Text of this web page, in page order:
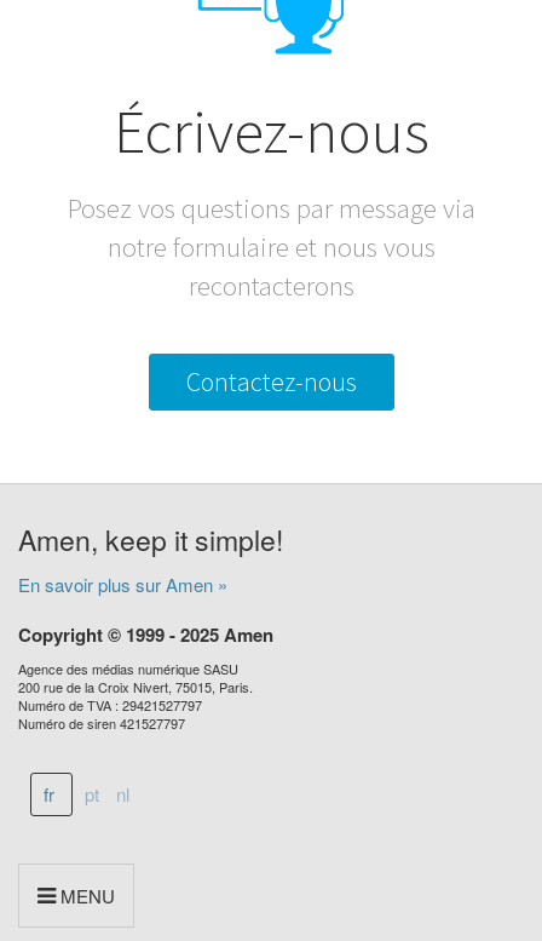
Écrivez-nous
Posez vos questions par message via
notre formulaire et nous vous
recontacterons
Contactez-nous
Amen, keep it simple!
En savoir plus sur Amen »
Copyright © 1999 - 2025 Amen
Agence des médias numérique SASU
200 rue de la Croix Nivert, 75015, Paris.
Numéro de TVA : 29421527797
Numéro de siren 421527797
fr pt nl
MENU